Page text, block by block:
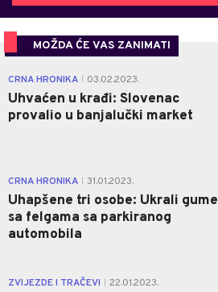
MOŽDA ĆE VAS ZANIMATI
CRNA HRONIKA 03.02.2023.
Uhvaćen u krađi: Slovenac
provalio u banjalučki market
CRNA HRONIKA 31.01.2023.
Uhapšene tri osobe: Ukrali gume
sa felgama sa parkiranog
automobila
ZVIJEZDE I TRAČEVI 22.01.2023.